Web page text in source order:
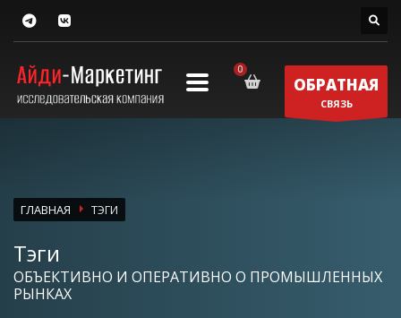
ОБРАТНАЯ
СВЯЗЬ
ГЛАВНАЯ ТЭГИ
Тэги
ОБЪЕКТИВНО И ОПЕРАТИВНО О ПРОМЫШЛЕННЫХ
РЫНКАХ